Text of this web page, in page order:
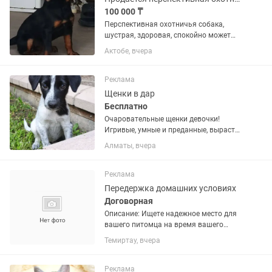
100 000 ₸
Перспективная охотничья собака,
шустрая, здоровая, спокойно может
привыкнуть и работать на охоте с
другим хозяином.
Актобе, вчера
Реклама
Щенки в дар
Бесплатно
Очаровательные щенки девочки!
Игривые, умные и преданные, вырастут
отличными охранниками и верными
друзьями. Отдаются только в добрые и
вакцинацией и стерилизацией!
Алматы, вчера
Реклама
Передержка домашних условиях
Договорная
Описание: Ищете надежное место для
вашего питомца на время вашего
отсутствия? Предлагаю качественную
домашнюю передержку, где ваш
Темиртау, вчера
Реклама